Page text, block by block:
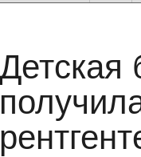
Детская